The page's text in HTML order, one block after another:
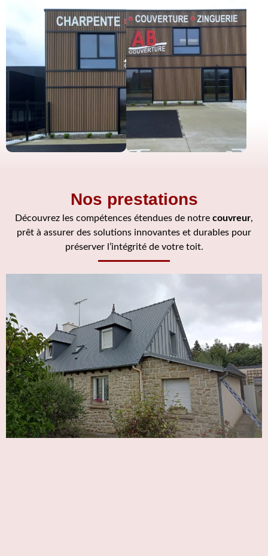
Nos prestations
Découvrez les compétences étendues de notre couvreur,
prêt à assurer des solutions innovantes et durables pour
préserver l’intégrité de votre toit.